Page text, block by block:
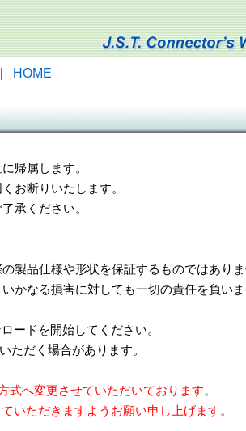
HOME
帰属します。
お断りいたします。
承ください。
品仕様や形状を保証するものではありま
なる損害に対しても一切の責任を負いま
ードを開始してください。
ただく場合があります。
へ変更させていただいております。
いただきますようお願い申し上げます。